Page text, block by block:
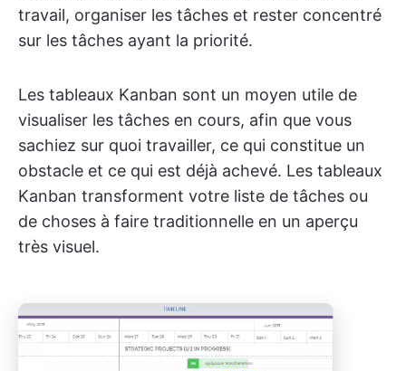
travail, organiser les tâches et rester concentré
sur les tâches ayant la priorité.
Les tableaux Kanban sont un moyen utile de
visualiser les tâches en cours, afin que vous
sachiez sur quoi travailler, ce qui constitue un
obstacle et ce qui est déjà achevé. Les tableaux
Kanban transforment votre liste de tâches ou
de choses à faire traditionnelle en un aperçu
très visuel.